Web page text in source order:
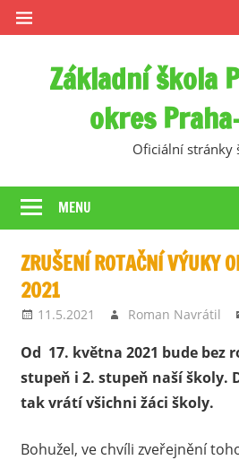
Skip
to
Základní škola
okres
Oficiální stránky
MENU
ZRUŠENÍ ROTAČNÍ VÝUKY
2021
11.5.2021 Roman Navrátil
Od 17. května 2021 bude bez
stupeň i 2. stupeň naší školy.
tak vrátí všichni žáci školy.
Bohužel, ve chvíli zveřejnění